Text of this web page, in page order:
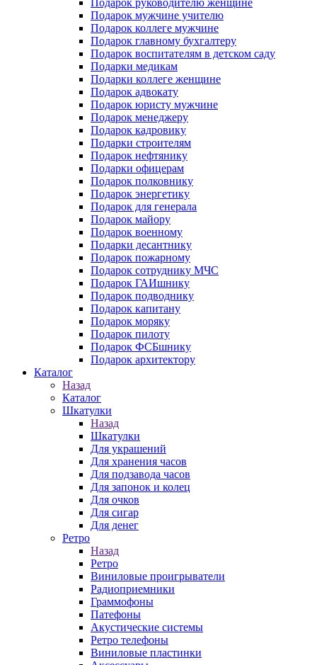
Подарок руководителю женщине
Подарок мужчине учителю
Подарок коллеге мужчине
Подарок главному бухгалтеру
Подарок воспитателям в детском саду
Подарки медикам
Подарки коллеге женщине
Подарок адвокату
Подарок юристу мужчине
Подарок менеджеру
Подарок кадровику
Подарки строителям
Подарок нефтянику
Подарки офицерам
Подарок полковнику
Подарок энергетику
Подарок для генерала
Подарок майору
Подарок военному
Подарки десантнику
Подарок пожарному
Подарок сотруднику МЧС
Подарок ГАИшнику
Подарок подводнику
Подарок капитану
Подарок моряку
Подарок пилоту
Подарок ФСБшнику
Подарок архитектору
Каталог
Назад
Каталог
Шкатулки
Назад
Шкатулки
Для украшений
Для хранения часов
Для подзавода часов
Для запонок и колец
Для очков
Для сигар
Для денег
Ретро
Назад
Ретро
Виниловые проигрыватели
Радиоприемники
Граммофоны
Патефоны
Акустические системы
Ретро телефоны
Виниловые пластинки